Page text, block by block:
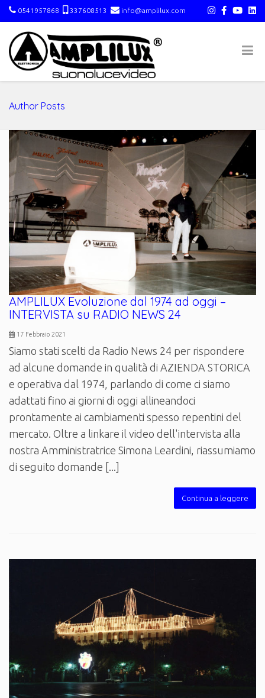
0541957868 337608513 info@amplilux.com
Author Posts
AMPLILUX Evoluzione dal 1974 ad oggi –
INTERVISTA su RADIO NEWS 24
17 Febbraio 2021
Siamo stati scelti da Radio News 24 per rispondere
ad alcune domande in qualità di AZIENDA STORICA
e operativa dal 1974, parlando di come ci siamo
adattati fino ai giorni di oggi allineandoci
prontamente ai cambiamenti spesso repentini del
mercato. Oltre a linkare il video dell'intervista alla
nostra Amministratrice Simona Leardini, riassumiamo
di seguito domande [...]
Continua a leggere